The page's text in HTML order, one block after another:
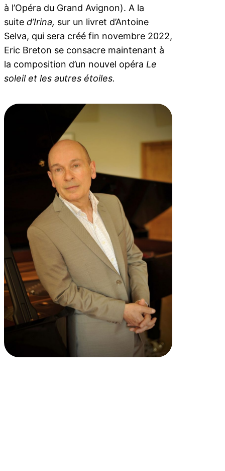
à l’Opéra du Grand Avignon). A la
suite d’Irina, sur un livret d’Antoine
Selva, qui sera créé fin novembre 2022,
Eric Breton se consacre maintenant à
la composition d’un nouvel opéra Le
soleil et les autres étoiles.